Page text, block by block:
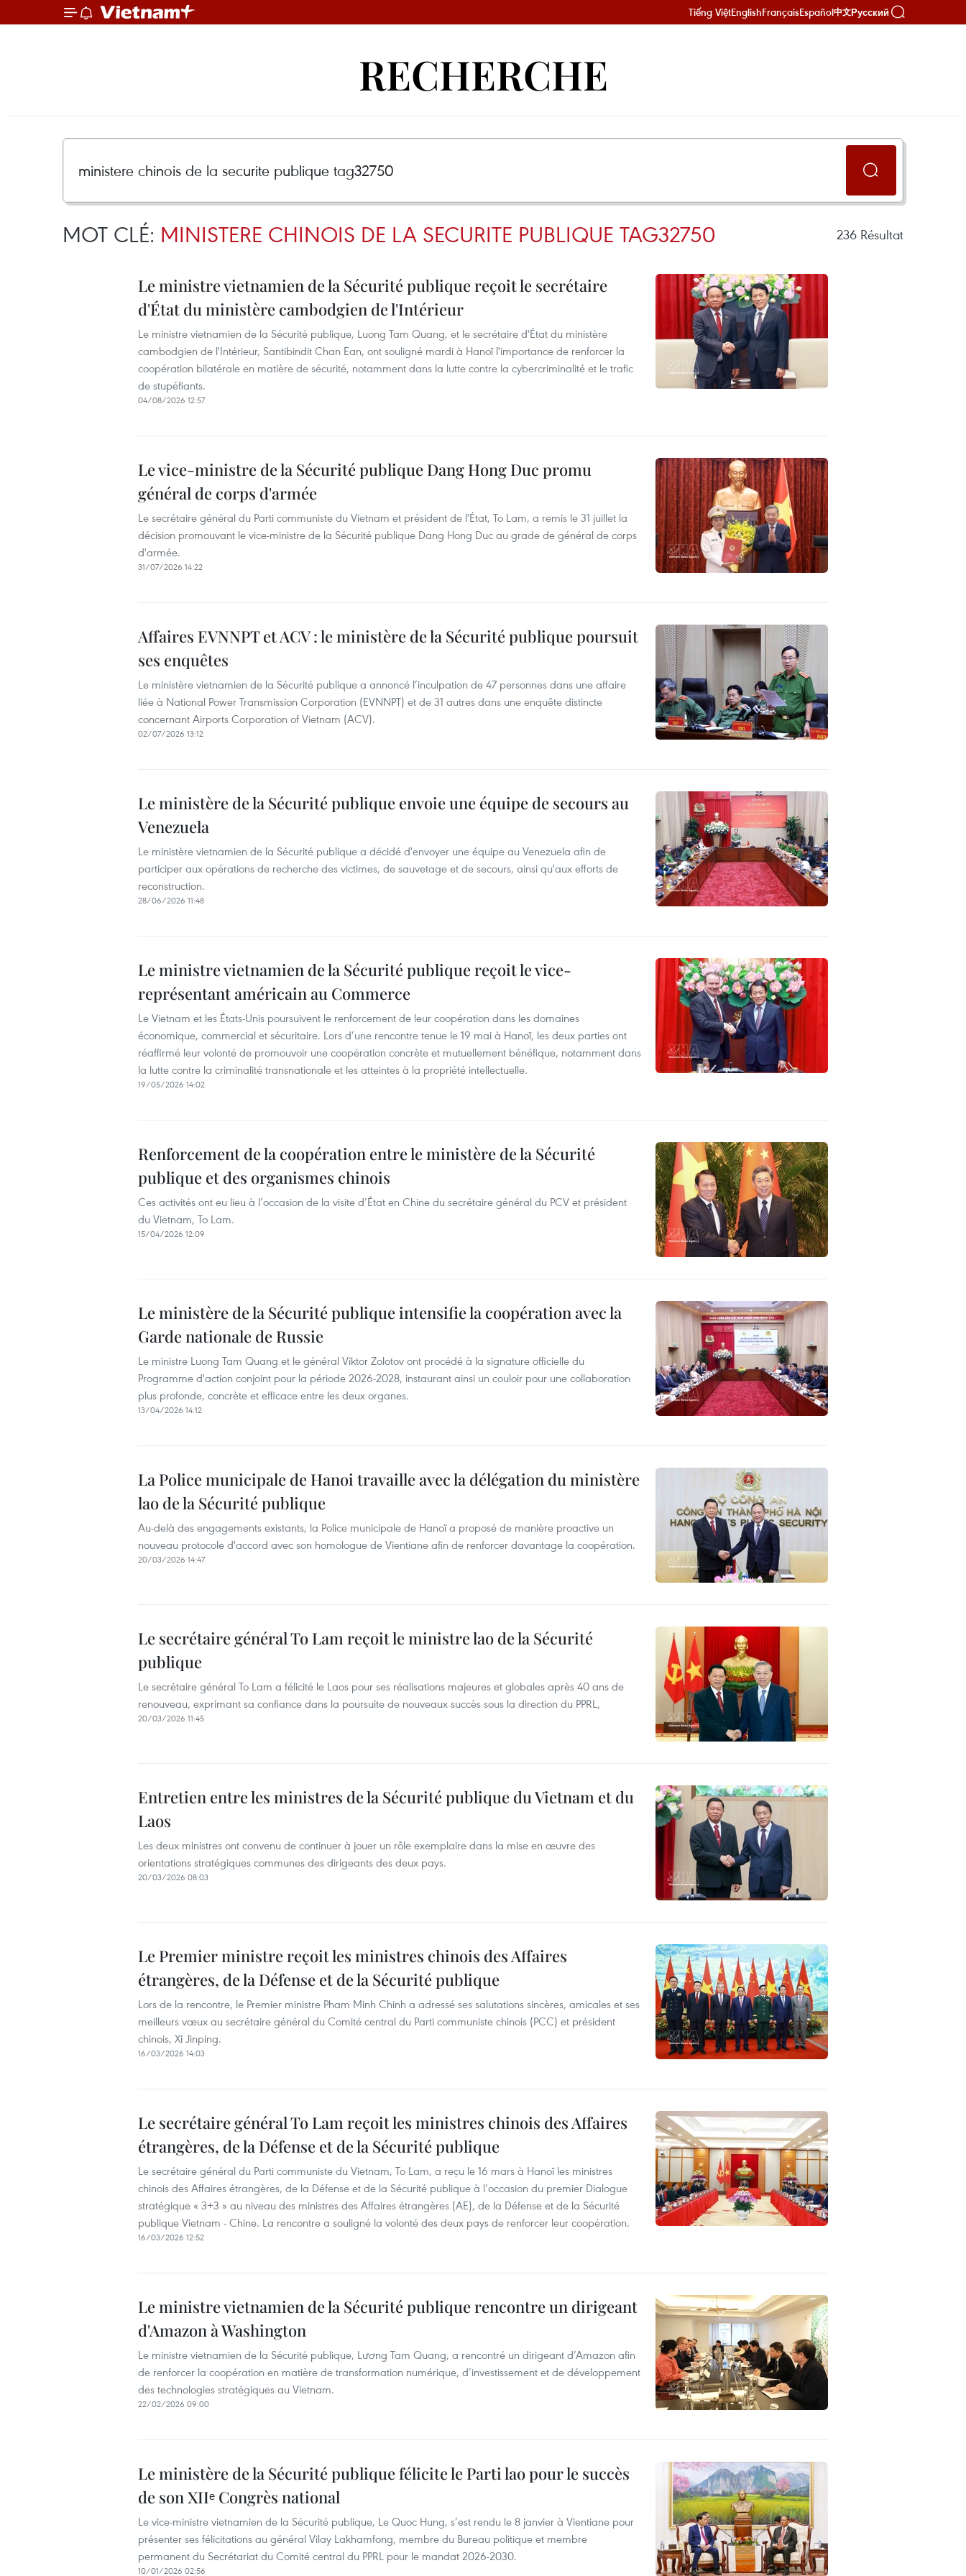
Tiếng ViệtEnglishFrançaisEspañol中文Русский
RECHERCHE
MOT CLÉ: MINISTERE CHINOIS DE LA SECURITE PUBLIQUE TAG32750 236 Résultat
Le ministre vietnamien de la Sécurité publique reçoit le secrétaire
d'État du ministère cambodgien de l'Intérieur
Le ministre vietnamien de la Sécurité publique, Luong Tam Quang, et le secrétaire d'État du ministère
cambodgien de l'Intérieur, Santibindit Chan Ean, ont souligné mardi à Hanoï l'importance de renforcer la
coopération bilatérale en matière de sécurité, notamment dans la lutte contre la cybercriminalité et le trafic
de stupéfiants.
04/08/2026 12:57
Le vice-ministre de la Sécurité publique Dang Hong Duc promu
général de corps d'armée
Le secrétaire général du Parti communiste du Vietnam et président de l'État, To Lam, a remis le 31 juillet la
décision promouvant le vice-ministre de la Sécurité publique Dang Hong Duc au grade de général de corps
d'armée.
31/07/2026 14:22
Affaires EVNNPT et ACV : le ministère de la Sécurité publique poursuit
ses enquêtes
Le ministère vietnamien de la Sécurité publique a annoncé l’inculpation de 47 personnes dans une affaire
liée à National Power Transmission Corporation (EVNNPT) et de 31 autres dans une enquête distincte
concernant Airports Corporation of Vietnam (ACV).
02/07/2026 13:12
Le ministère de la Sécurité publique envoie une équipe de secours au
Venezuela
Le ministère vietnamien de la Sécurité publique a décidé d'envoyer une équipe au Venezuela afin de
participer aux opérations de recherche des victimes, de sauvetage et de secours, ainsi qu'aux efforts de
reconstruction.
28/06/2026 11:48
Le ministre vietnamien de la Sécurité publique reçoit le vice-
représentant américain au Commerce
Le Vietnam et les États-Unis poursuivent le renforcement de leur coopération dans les domaines
économique, commercial et sécuritaire. Lors d’une rencontre tenue le 19 mai à Hanoï, les deux parties ont
réaffirmé leur volonté de promouvoir une coopération concrète et mutuellement bénéfique, notamment dans
la lutte contre la criminalité transnationale et les atteintes à la propriété intellectuelle.
19/05/2026 14:02
Renforcement de la coopération entre le ministère de la Sécurité
publique et des organismes chinois
Ces activités ont eu lieu à l’occasion de la visite d’État en Chine du secrétaire général du PCV et président
du Vietnam, To Lam.
15/04/2026 12:09
Le ministère de la Sécurité publique intensifie la coopération avec la
Garde nationale de Russie
Le ministre Luong Tam Quang et le général Viktor Zolotov ont procédé à la signature officielle du
Programme d'action conjoint pour la période 2026-2028, instaurant ainsi un couloir pour une collaboration
plus profonde, concrète et efficace entre les deux organes.
13/04/2026 14:12
La Police municipale de Hanoi travaille avec la délégation du ministère
lao de la Sécurité publique
Au-delà des engagements existants, la Police municipale de Hanoï a proposé de manière proactive un
nouveau protocole d'accord avec son homologue de Vientiane afin de renforcer davantage la coopération.
20/03/2026 14:47
Le secrétaire général To Lam reçoit le ministre lao de la Sécurité
publique
Le secrétaire général To Lam a félicité le Laos pour ses réalisations majeures et globales après 40 ans de
renouveau, exprimant sa confiance dans la poursuite de nouveaux succès sous la direction du PPRL,
20/03/2026 11:45
Entretien entre les ministres de la Sécurité publique du Vietnam et du
Laos
Les deux ministres ont convenu de continuer à jouer un rôle exemplaire dans la mise en œuvre des
orientations stratégiques communes des dirigeants des deux pays.
20/03/2026 08:03
Le Premier ministre reçoit les ministres chinois des Affaires
étrangères, de la Défense et de la Sécurité publique
Lors de la rencontre, le Premier ministre Pham Minh Chinh a adressé ses salutations sincères, amicales et ses
meilleurs vœux au secrétaire général du Comité central du Parti communiste chinois (PCC) et président
chinois, Xi Jinping.
16/03/2026 14:03
Le secrétaire général To Lam reçoit les ministres chinois des Affaires
étrangères, de la Défense et de la Sécurité publique
Le secrétaire général du Parti communiste du Vietnam, To Lam, a reçu le 16 mars à Hanoï les ministres
chinois des Affaires étrangères, de la Défense et de la Sécurité publique à l’occasion du premier Dialogue
stratégique « 3+3 » au niveau des ministres des Affaires étrangères (AE), de la Défense et de la Sécurité
publique Vietnam - Chine. La rencontre a souligné la volonté des deux pays de renforcer leur coopération.
16/03/2026 12:52
Le ministre vietnamien de la Sécurité publique rencontre un dirigeant
d'Amazon à Washington
Le ministre vietnamien de la Sécurité publique, Lương Tam Quang, a rencontré un dirigeant d’Amazon afin
de renforcer la coopération en matière de transformation numérique, d’investissement et de développement
des technologies stratégiques au Vietnam.
22/02/2026 09:00
Le ministère de la Sécurité publique félicite le Parti lao pour le succès
de son XIIᵉ Congrès national
Le vice-ministre vietnamien de la Sécurité publique, Le Quoc Hung, s’est rendu le 8 janvier à Vientiane pour
présenter ses félicitations au général Vilay Lakhamfong, membre du Bureau politique et membre
permanent du Secrétariat du Comité central du PPRL pour le mandat 2026-2030.
10/01/2026 02:56